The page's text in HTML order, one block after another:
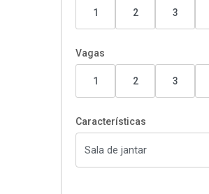
1 2 3
Vagas
1 2 3
Características